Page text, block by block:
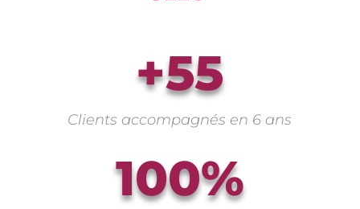
+55
Clients accompagnés en 6 ans
100%